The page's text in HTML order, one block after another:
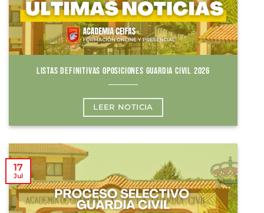
LISTAS DEFINITIVAS OPOSICIONES GUARDIA CIVIL 2026
LEER NOTICIA
17
Jul